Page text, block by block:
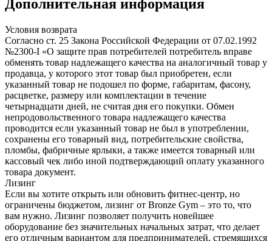
Дополнительная информация
Условия возврата
Согласно ст. 25 Закона Российской Федерации от 07.02.1992
№2300-I «О защите прав потребителей потребитель вправе
обменять товар надлежащего качества на аналогичный товар у
продавца, у которого этот товар был приобретен, если
указанный товар не подошел по форме, габаритам, фасону,
расцветке, размеру или комплектации в течение
четырнадцати дней, не считая дня его покупки. Обмен
непродовольственного товара надлежащего качества
проводится если указанный товар не был в употреблении,
сохранены его товарный вид, потребительские свойства,
пломбы, фабричные ярлыки, а также имеется товарный или
кассовый чек либо иной подтверждающий оплату указанного
товара документ.
Лизинг
Если вы хотите открыть или обновить фитнес-центр, но
ограничены бюджетом, лизинг от Bronze Gym – это то, что
вам нужно. Лизинг позволяет получить новейшее
оборудование без значительных начальных затрат, что делает
его отличным вариантом для предпринимателей, стремящихся